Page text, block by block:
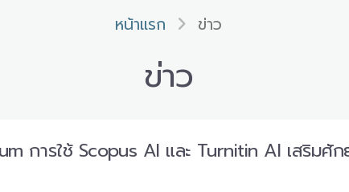
หน้าแรก ข่าว
ข่าว
การใช้ Scopus AI และ Turnitin AI เสริมศัก